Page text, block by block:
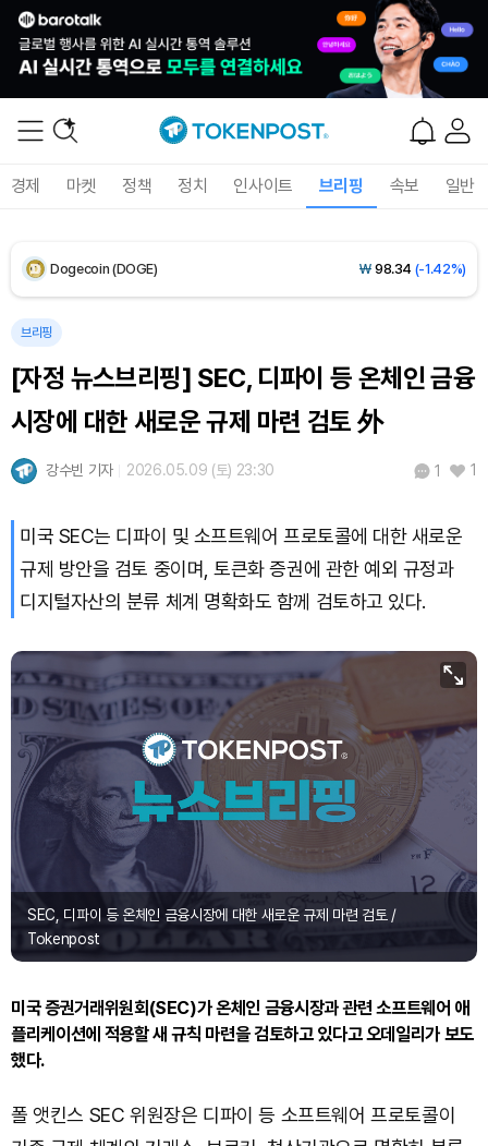
경제 마켓 정책 정치 인사이트 브리핑 속보 일반
Solana (SOL) ₩ 103,509(-2.09%)
Bitcoin (BTC) 91,433,354(-1.15%)
브리핑
[자정 뉴스브리핑] SEC, 디파이 등 온체인 금융
시장에 대한 새로운 규제 마련 검토 外
강수빈 기자 2026.05.09 (토) 23:30 1 1
미국 SEC는 디파이 및 소프트웨어 프로토콜에 대한 새로운
규제 방안을 검토 중이며, 토큰화 증권에 관한 예외 규정과
디지털자산의 분류 체계 명확화도 함께 검토하고 있다.
SEC, 디파이 등 온체인 금융시장에 대한 새로운 규제 마련 검토 /
Tokenpost
미국 증권거래위원회(SEC)가 온체인 금융시장과 관련 소프트웨어 애
플리케이션에 적용할 새 규칙 마련을 검토하고 있다고 오데일리가 보도
했다.
폴 앳킨스 SEC 위원장은 디파이 등 소프트웨어 프로토콜이